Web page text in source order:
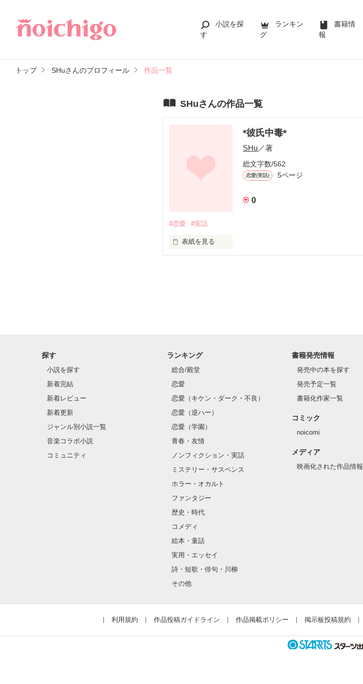
小説を探
す
ランキン
グ
書籍情
報
トップ SHuさんのプロフィール 作品一覧
SHuさんの作品一覧
*彼氏中毒*
SHu／著
総文字数/562
恋愛(実話) 5ページ
0
#恋愛 #実話
表紙を見る
彼の「付き合う？」の一言から始まった恋。
✿*゜*•.¸¸♪*•.¸¸✿*
―これは人を初めて愛した男と
「私はあなたが嫌いよ」
探す
小説を探す
新着完結
新着レビュー
新着更新
ジャンル別小説一覧
音楽コラボ小説
コミュニティ
ランキング
総合/殿堂
恋愛
恋愛（キケン・ダーク・不良）
恋愛（逆ハー）
恋愛（学園）
青春・友情
ノンフィクション・実話
ミステリー・サスペンス
ホラー・オカルト
ファンタジー
歴史・時代
コメディ
絵本・童話
実用・エッセイ
詩・短歌・俳句・川柳
その他
書籍発売情報
発売中の本を探す
発売予定一覧
書籍化作家一覧
コミック
noicomi
メディア
映画化された作品情報
利用規約 作品投稿ガイドライン 作品掲載ポリシー 掲示板投稿規約